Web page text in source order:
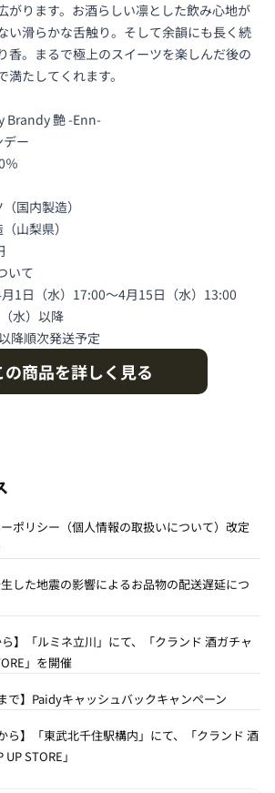
がります。お酒らしい凛とした飲み心地が
い滑らかな舌触り。そして余韻にも長く続
香。まるで極上のスイーツを楽しんだ後の
たしてくれます。
Brandy 艶 -Enn-
ー
％
国内製造）
山梨県）
いて
1日（水）17:00〜4月15日（水）13:00
水）以降
降順次発送予定
の商品を詳しく見る
ポリシー（個人情報の取扱いについて）改定
した地震の影響によるお品物の配送遅延につ
ら】「ルミネ立川」にて、「クランド 酒ガチャ
」を開催
で】Paidyキャッシュバックキャンペーン
ら】「東武北千住駅構内」にて、「クランド 酒
STORE」